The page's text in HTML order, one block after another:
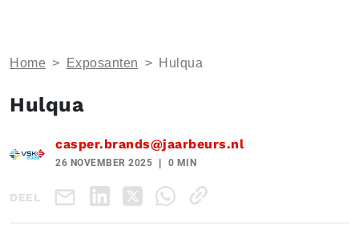
Home > Exposanten > Hulqua
Hulqua
casper.brands@jaarbeurs.nl
26 NOVEMBER 2025 0 MIN
DEEL